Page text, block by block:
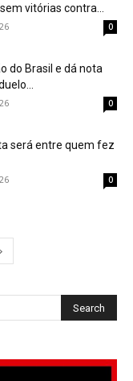
vitórias contra...
0
do Brasil e dá nota
0
será entre quem fez
0